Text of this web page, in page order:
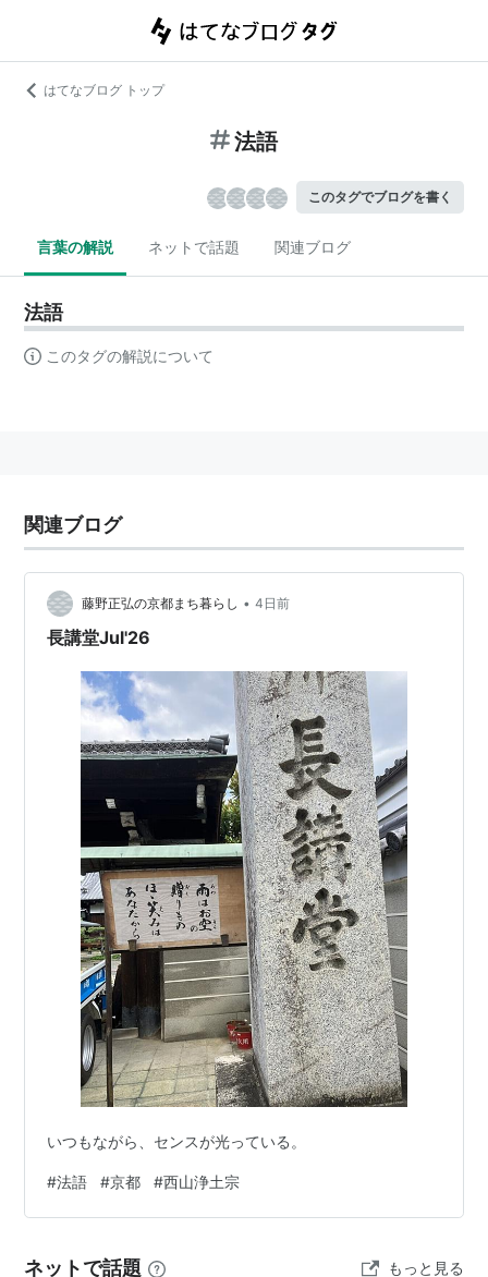
はてなブログ トップ
法語
このタグでブログを書く
言葉の解説 ネットで話題 関連ブログ
法語
このタグの解説について
関連ブログ
藤野正弘の京都まち暮らし • 4日前
長講堂Jul'26
いつもながら、センスが光っている。
#法語 #京都 #西山浄土宗
ネットで話題 もっと見る